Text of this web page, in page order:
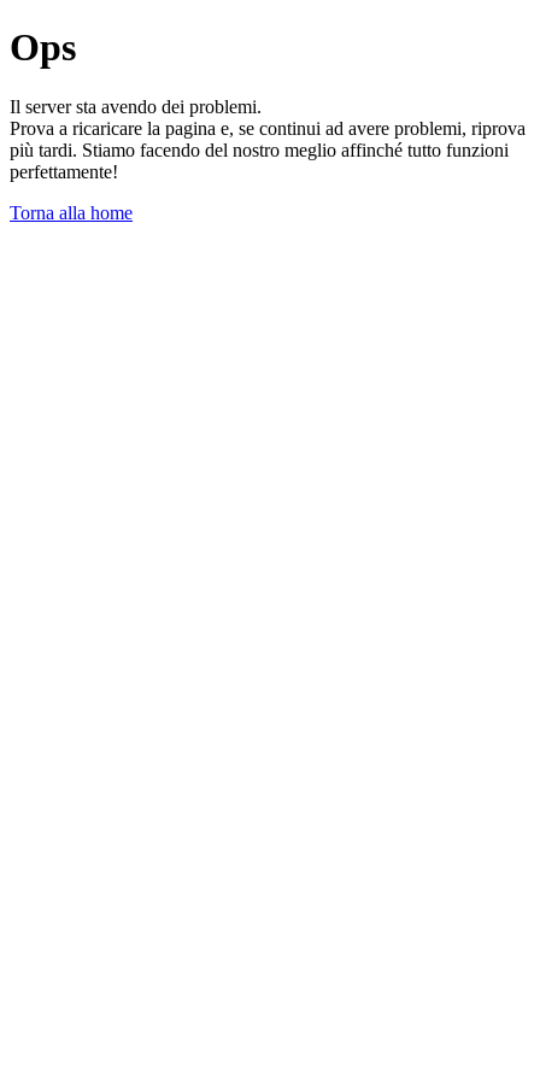
Ops
Il server sta avendo dei problemi.
Prova a ricaricare la pagina e, se continui ad avere problemi, riprova
più tardi. Stiamo facendo del nostro meglio affinché tutto funzioni
perfettamente!
Torna alla home